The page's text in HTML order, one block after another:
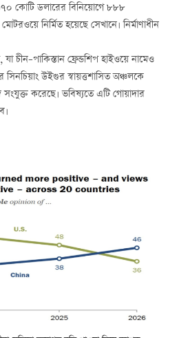
কোটি ডলারের বিনিয়োগে ৮৮৮
নির্মিত হয়েছে সেখানে। নির্মাণাধীন
চীন–পাকিস্তান ফ্রেন্ডশিপ হাইওয়ে নামেও
সিনচিয়াং উইগুর স্বায়ত্তশাসিত অঞ্চলকে
সংযুক্ত করেছে। ভবিষ্যতে এটি গোয়াদার